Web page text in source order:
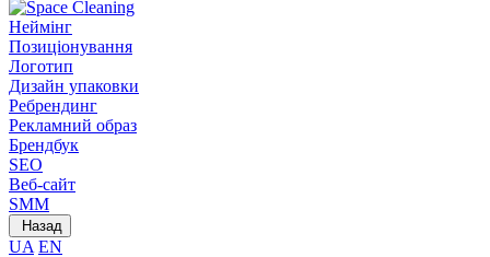
Неймінг
Позиціонування
Логотип
Дизайн упаковки
Ребрендинг
Рекламний образ
Брендбук
SEO
Веб-сайт
SMM
Назад
UA EN